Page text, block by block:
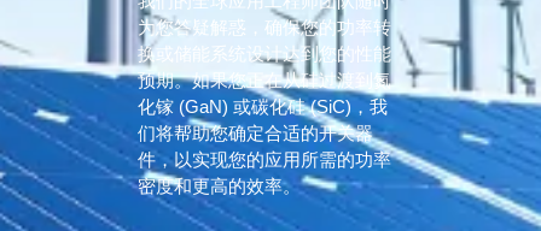
为您答疑解惑，确保您的功率转
换或储能系统设计达到您的性能
预期。如果您正在从硅过渡到氮
化镓 (GaN) 或碳化硅 (SiC)，我
们将帮助您确定合适的开关器
件，以实现您的应用所需的功率
密度和更高的效率。